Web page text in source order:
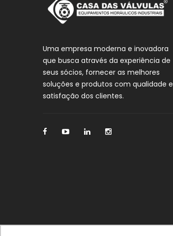
Uma empresa moderna e inovadora
que busca através da experiência de
seus sócios, fornecer as melhores
soluções e produtos com qualidade e
satisfação dos clientes.